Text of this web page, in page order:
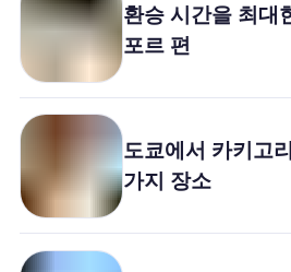
환승 시간을 최대
포르 편
도쿄에서 카키고
가지 장소